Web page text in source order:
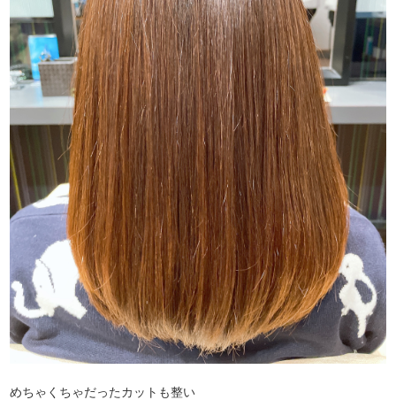
めちゃくちゃだったカットも整い